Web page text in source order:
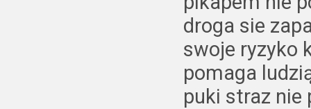
droga sie
swoje ryzyko
pomaga
puki straz nie